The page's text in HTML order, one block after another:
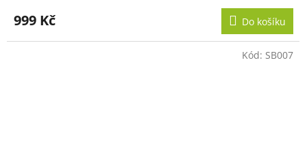
produktu
je
5,0
999 Kč Do košíku
Kód: SB007